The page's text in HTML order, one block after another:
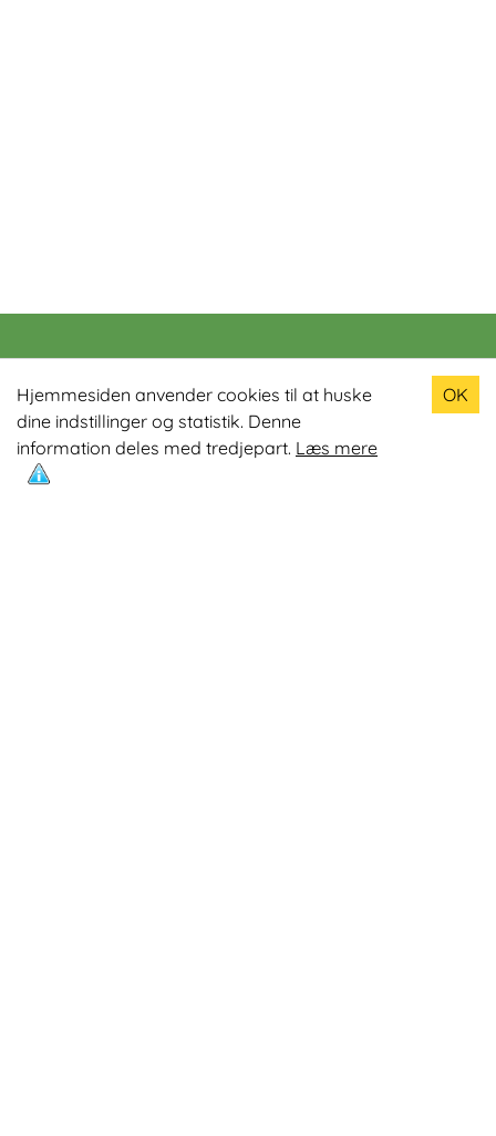
Hjemmesiden anvender cookies til at huske
dine indstillinger og statistik. Denne
information deles med tredjepart. Læs mere
OK
Populære produkter
Odin R900 Romaskine
Odin S900 Spinningcykel